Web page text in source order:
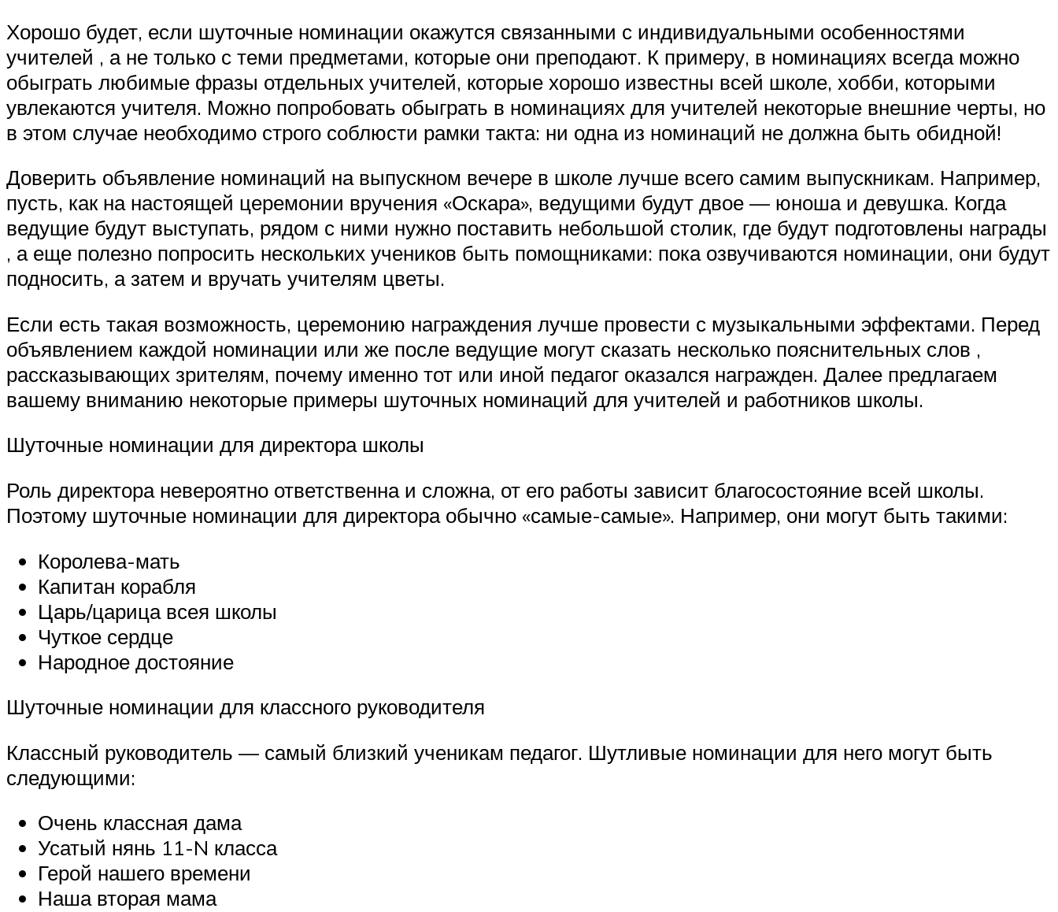
Хорошо будет, если шуточные номинации окажутся связанными с индивидуальными особенностями
учителей , а не только с теми предметами, которые они преподают. К примеру, в номинациях всегда можно
обыграть любимые фразы отдельных учителей, которые хорошо известны всей школе, хобби, которыми
увлекаются учителя. Можно попробовать обыграть в номинациях для учителей некоторые внешние черты, но
в этом случае необходимо строго соблюсти рамки такта: ни одна из номинаций не должна быть обидной!
Доверить объявление номинаций на выпускном вечере в школе лучше всего самим выпускникам. Например,
пусть, как на настоящей церемонии вручения «Оскара», ведущими будут двое — юноша и девушка. Когда
ведущие будут выступать, рядом с ними нужно поставить небольшой столик, где будут подготовлены награды
, а еще полезно попросить нескольких учеников быть помощниками: пока озвучиваются номинации, они будут
подносить, а затем и вручать учителям цветы.
Если есть такая возможность, церемонию награждения лучше провести с музыкальными эффектами. Перед
объявлением каждой номинации или же после ведущие могут сказать несколько пояснительных слов ,
рассказывающих зрителям, почему именно тот или иной педагог оказался награжден. Далее предлагаем
вашему вниманию некоторые примеры шуточных номинаций для учителей и работников школы.
Шуточные номинации для директора школы
Роль директора невероятно ответственна и сложна, от его работы зависит благосостояние всей школы.
Поэтому шуточные номинации для директора обычно «самые-самые». Например, они могут быть такими:
Королева-мать
Капитан корабля
Царь/царица всея школы
Чуткое сердце
Народное достояние
Шуточные номинации для классного руководителя
Классный руководитель — самый близкий ученикам педагог. Шутливые номинации для него могут быть
следующими:
Очень классная дама
Усатый нянь 11-N класса
Герой нашего времени
Наша вторая мама